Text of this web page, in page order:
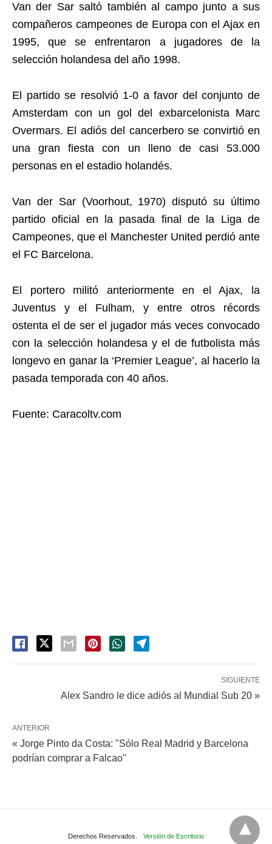
Van der Sar saltó también al campo junto a sus
compañeros campeones de Europa con el Ajax en
1995, que se enfrentaron a jugadores de la
selección holandesa del año 1998.
El partido se resolvió 1-0 a favor del conjunto de
Amsterdam con un gol del exbarcelonista Marc
Overmars. El adiós del cancerbero se convirtió en
una gran fiesta con un lleno de casi 53.000
personas en el estadio holandés.
Van der Sar (Voorhout, 1970) disputó su último
partido oficial en la pasada final de la Liga de
Campeones, que el Manchester United perdió ante
el FC Barcelona.
El portero militó anteriormente en el Ajax, la
Juventus y el Fulham, y entre otros récords
ostenta el de ser el jugador más veces convocado
con la selección holandesa y el de futbolista más
longevo en ganar la ‘Premier League’, al hacerlo la
pasada temporada con 40 años.
Fuente: Caracoltv.com
SIGUIENTE
Alex Sandro le dice adiós al Mundial Sub 20 »
ANTERIOR
« Jorge Pinto da Costa: "Sólo Real Madrid y Barcelona
podrían comprar a Falcao"
Derechos Reservados. Versión de Escritorio